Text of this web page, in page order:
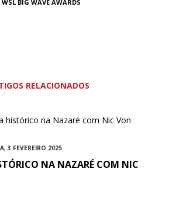
WSL BIG WAVE AWARDS
RELACIONADOS
3 FEVEREIRO 2025
NA NAZARÉ COM NIC